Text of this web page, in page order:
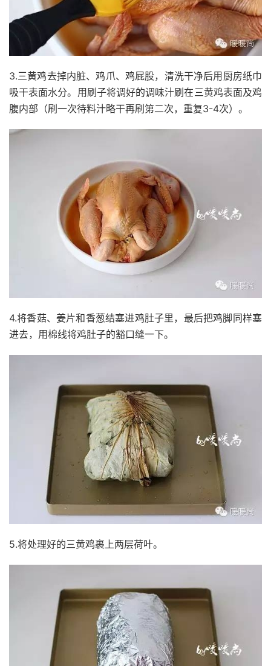
3.三黄鸡去掉内脏、鸡爪、鸡屁股，清洗干净后用厨房纸巾
吸干表面水分。用刷子将调好的调味汁刷在三黄鸡表面及鸡
腹内部（刷一次待料汁略干再刷第二次，重复3-4次）。
4.将香菇、姜片和香葱结塞进鸡肚子里，最后把鸡脚同样塞
进去，用棉线将鸡肚子的豁口缝一下。
5.将处理好的三黄鸡裹上两层荷叶。